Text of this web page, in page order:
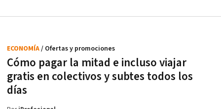
Cómo pagar la mitad e incluso viajar
gratis en colectivos y subtes todos los
días
ECONOMÍA/ Ofertas y promociones